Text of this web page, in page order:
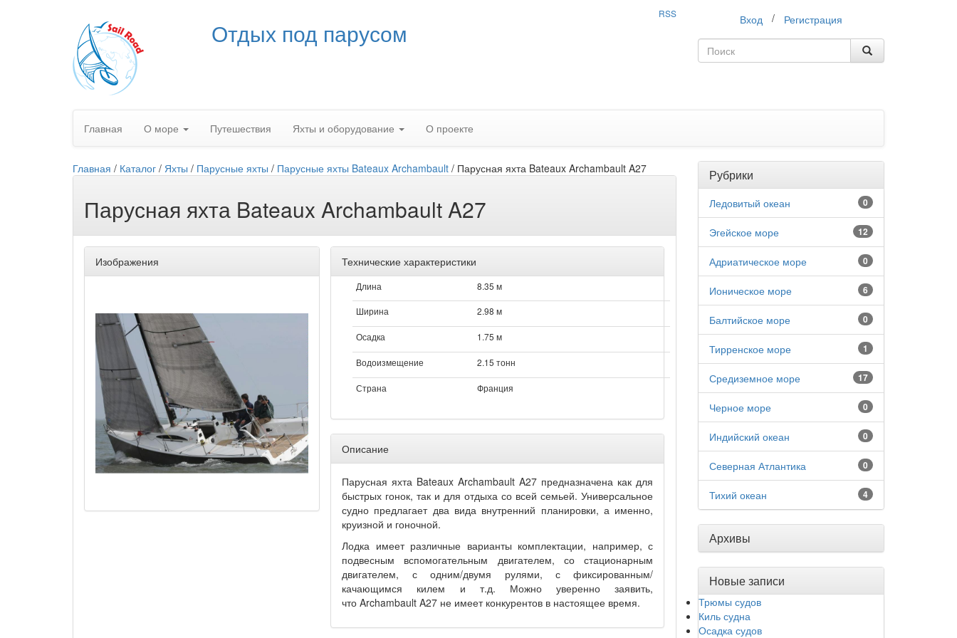
RSS
Отдых под парусом Вход / Регистрация
Главная О море Путешествия Яхты и оборудование О проекте
Главная / Каталог / Яхты / Парусные яхты / Парусные яхты Bateaux Archambault / Парусная яхта Bateaux Archambault A27
Парусная яхта Bateaux Archambault A27
Изображения Технические характеристики
Длина 8.35 м
Ширина 2.98 м
Осадка 1.75 м
Водоизмещение 2.15 тонн
Страна Франция
Описание
Парусная яхта Bateaux Archambault A27 предназначена как для
быстрых гонок, так и для отдыха со всей семьей. Универсальное
судно предлагает два вида внутренний планировки, а именно,
круизной и гоночной.
Лодка имеет различные варианты комплектации, например, с
подвесным вспомогательным двигателем, со стационарным
двигателем, с одним/двумя рулями, с фиксированным/
качающимся килем и т.д. Можно уверенно заявить,
что Archambault A27 не имеет конкурентов в настоящее время.
Рубрики
0
Ледовитый океан
12
Эгейское море
0
Адриатическое море
6
Ионическое море
0
Балтийское море
1
Тирренское море
17
Средиземное море
0
Черное море
0
Индийский океан
0
Северная Атлантика
4
Тихий океан
Архивы
Новые записи
Трюмы судов
Киль судна
Осадка судов